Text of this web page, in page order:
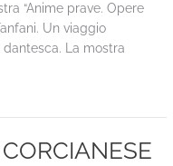
“Anime prave. Opere
Un viaggio
dantesca. La mostra